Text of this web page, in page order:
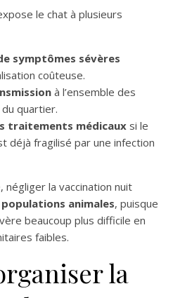
le chat à plusieurs
symptômes sévères
coûteuse.
à l’ensemble des
quartier.
traitements médicaux si le
déjà fragilisé par une infection
négliger la vaccination nuit
animales, puisque
beaucoup plus difficile en
faibles.
la